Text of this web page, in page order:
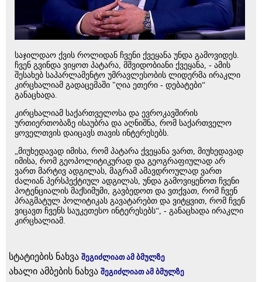
საჯილდაო ქვის როლიდან ჩვენი ქვეყანა უნდა გამოვიდეს.
ჩვენ გვინდა ვიყოთ პატარა, მშვიდობიანი ქვეყანა, - ამის
შესახებ საპარლამენტო უმრავლესობის ლიდერმა ირაკლი
კირცხალიამ გადაცემაში "ღია ეთერი - დებატები“
განაცხადა.
კირცხალიამ საქართველოსა და ევროკავშირის
ურთიერთობაზე ისაუბრა და აღნიშნა, რომ საქართველო
ყოველთვის დაიცავს თავის ინტერესებს.
„მიუხედავად იმისა, რომ პატარა ქვეყანა ვართ, მიუხედავად
იმისა, რომ გეოპოლიტიკურად და გეოგრაფიულად არ
ვართ მარტივ ადგილას, მაგრამ ამავდროულად ვართ
ძალიან პერსპექტიულ ადგილას, უნდა გამოვიყენოთ ჩვენი
პოტენციალის მაქსიმუმი, გავბედოთ და ვთქვათ, რომ ჩვენ
პრაგმატულ პოლიტიკას გავატარებთ და ვიტყვით, რომ ჩვენ
ვიცავთ ჩვენს საუკეთესო ინტერესებს“, - განაცხადა ირაკლი
კირცხალიამ.
სტატიების ნახვა შეგიძლიათ ამ ბმულზე
ახალი ამბების ნახვა შეგიძლიათ ამ ბმულზე